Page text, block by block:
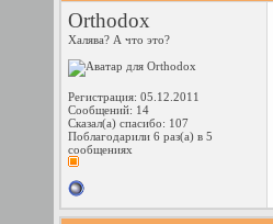
Orthodox
Халява? А что это?
Регистрация: 05.12.2011
Сообщений: 14
Сказал(а) спасибо: 107
Поблагодарили 6 раз(а) в 5
сообщениях